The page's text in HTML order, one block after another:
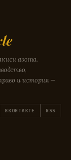
азота.
и история —
ВКОНТАКТЕ RSS